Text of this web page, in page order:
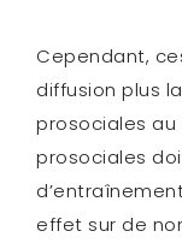
Cependant,
diffusion plus
prosociales au
prosociales
effet sur de